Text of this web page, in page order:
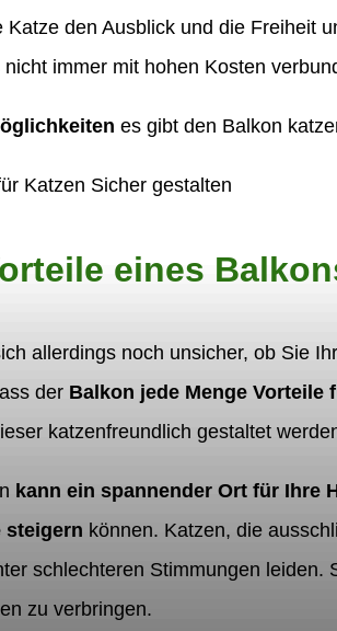
Katze den Ausblick und die Freiheit
nicht immer mit hohen Kosten
es gibt den Balkon
eines
allerdings noch unsicher, ob Sie
der Balkon jede Menge Vorteile
katzenfreundlich gestaltet
kann ein spannender Ort für Ihre
steigern können. Katzen, die
schlechteren Stimmungen
zu verbringen.